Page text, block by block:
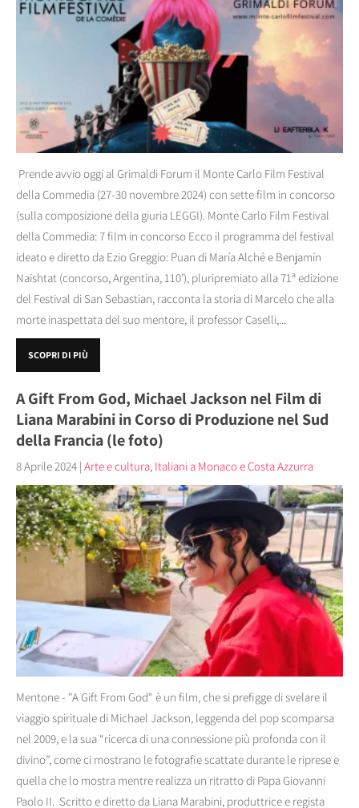
Prende avvio oggi al Grimaldi Forum il Monte Carlo Film Festival
della Commedia (27-30 novembre 2024) con sette film in concorso
(sulla composizione della giuria LEGGI). Monte Carlo Film Festival
della Commedia: 7 film in concorso Ecco il programma del festival
ideato e diretto da Ezio Greggio: Puan di María Alché e Benjamín
Naishtat (concorso, Argentina, 110’), pluripremiato alla 71ª edizione
del Festival di San Sebastian, racconta la storia di Marcelo che alla
morte inaspettata del suo mentore, il professor Caselli,...
SCOPRI DI PIÙ
A Gift From God, Michael Jackson nel Film di
Liana Marabini in Corso di Produzione nel Sud
della Francia (le foto)
8 Aprile 2024 | Arte e cultura, Italiani a Monaco e Costa Azzurra
Mentone - "A Gift From God" è un film, che si prefigge di svelare il
viaggio spirituale di Michael Jackson, leggenda del pop scomparsa
nel 2009, e la sua “ricerca di una connessione più profonda con il
divino”, come ci mostrano le fotografie scattate durante le riprese e
quella che lo mostra mentre realizza un ritratto di Papa Giovanni
Paolo II. Scritto e diretto da Liana Marabini, produttrice e regista